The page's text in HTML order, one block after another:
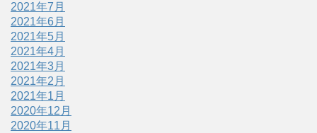
2021年7月
2021年6月
2021年5月
2021年4月
2021年3月
2021年2月
2021年1月
2020年12月
2020年11月